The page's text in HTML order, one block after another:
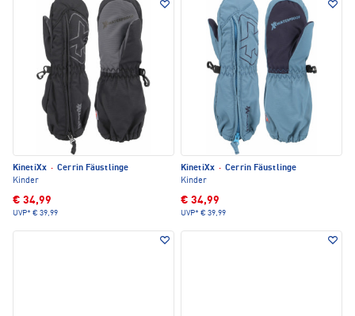
KinetiXx · Cerrin Fäustlinge
Kinder
€ 34,99
UVP* € 39,99
KinetiXx · Cerrin Fäustlinge
Kinder
€ 34,99
UVP* € 39,99